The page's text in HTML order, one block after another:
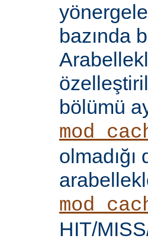
bazında
bölümü
HIT/